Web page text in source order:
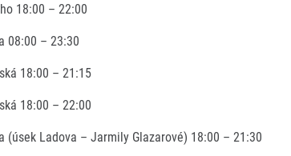
18:00 – 22:00
08:00 – 23:30
18:00 – 21:15
18:00 – 22:00
(úsek Ladova – Jarmily Glazarové) 18:00 – 21:30